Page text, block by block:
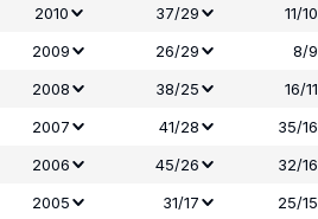
2010
37/29 11/10
2009
26/29 8/9
2008
38/25 16/11
2007
41/28 35/16
2006
45/26 32/16
2005
31/17 25/15